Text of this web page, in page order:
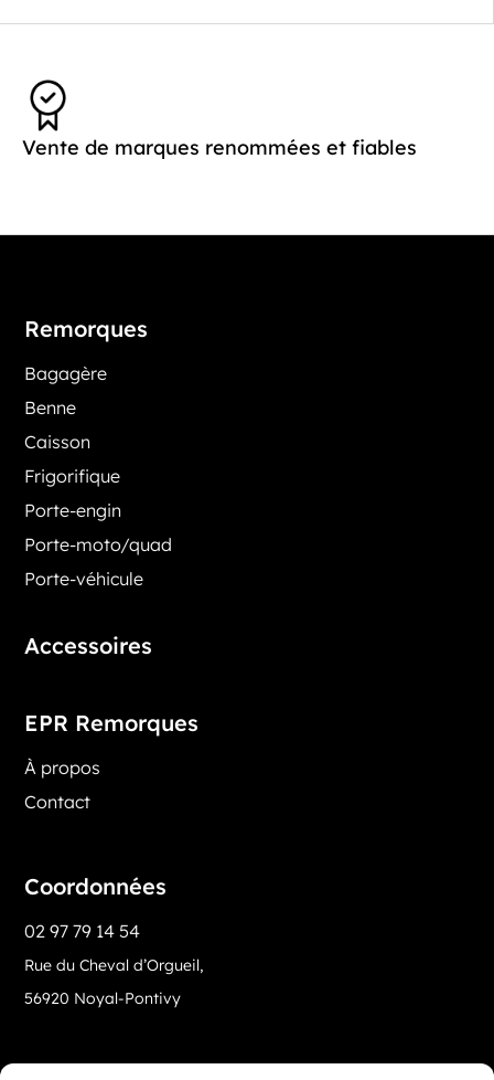
Vente de marques renommées et fiables
Remorques
Bagagère
Benne
Caisson
Frigorifique
Porte-engin
Porte-moto/quad
Porte-véhicule
Accessoires
EPR Remorques
À propos
Contact
Coordonnées
02 97 79 14 54
Rue du Cheval d’Orgueil,
56920 Noyal-Pontivy